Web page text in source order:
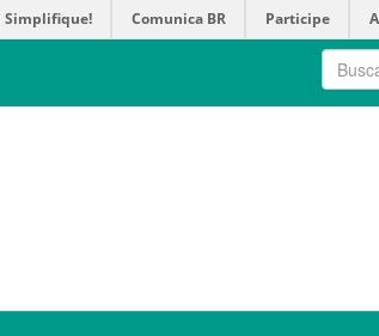
Simplifique! Comunica BR Participe